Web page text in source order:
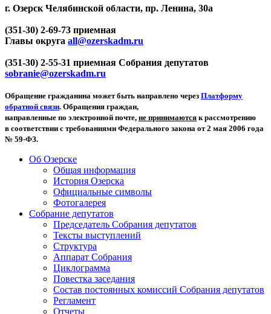
г. Озерск Челябинской области, пр. Ленина, 30а
(351-30) 2-69-73 приемная
Главы округа all@ozerskadm.ru
(351-30) 2-55-31 приемная Собрания депутатов
sobranie@ozerskadm.ru
Обращение гражданина может быть направлено через Платформу
обратной связи. Обращения граждан,
направленные по электронной почте, не принимаются к рассмотрению
в соответствии с требованиями Федерального закона от 2 мая 2006 года
№ 59-ФЗ.
Об Озерске
Общая информация
История Озерска
Официальные символы
Фотогалерея
Собрание депутатов
Председатель Собрания депутатов
Тексты выступлений
Структура
Аппарат Собрания
Циклограмма
Повестка заседания
Состав постоянных комиссий Собрания депутатов
Регламент
Отчеты